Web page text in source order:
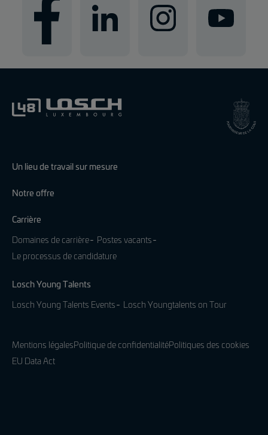
Un lieu de travail sur mesure
Notre offre
Carrière
Domaines de carrière
Postes vacants
Le processus de candidature
Losch Young Talents
Losch Young Talents Events Losch Youngtalents on Tour
Mentions légalesPolitique de confidentialitéPolitiques des cookies
EU Data Act